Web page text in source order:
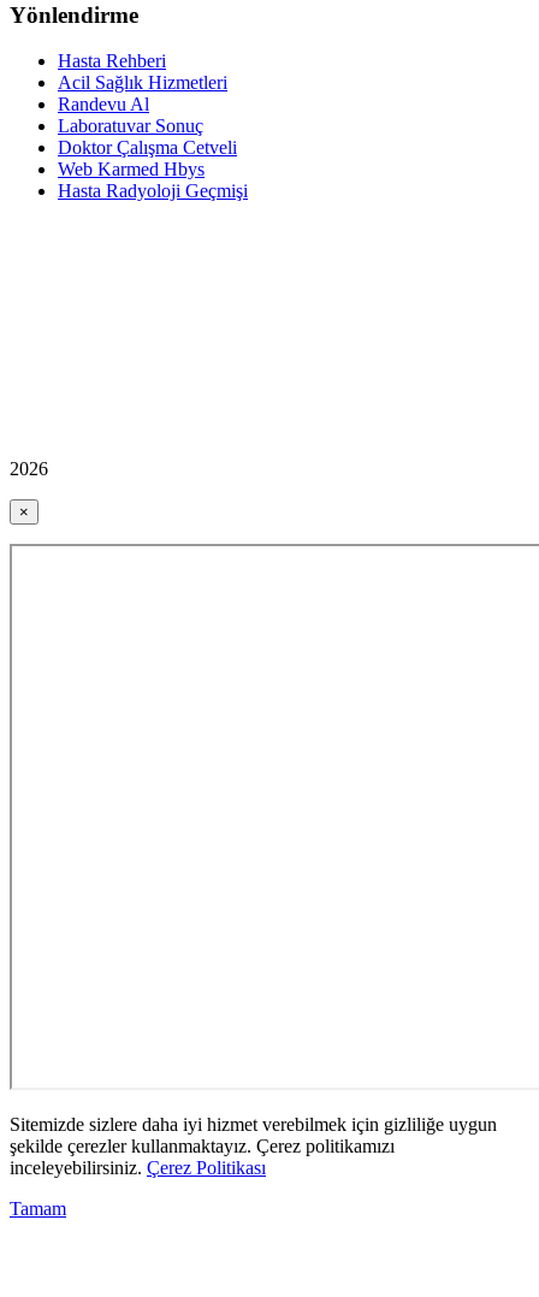
Yönlendirme
Hasta Rehberi
Acil Sağlık Hizmetleri
Randevu Al
Laboratuvar Sonuç
Doktor Çalışma Cetveli
Web Karmed Hbys
Hasta Radyoloji Geçmişi
2026
×
Sitemizde sizlere daha iyi hizmet verebilmek için gizliliğe uygun
şekilde çerezler kullanmaktayız. Çerez politikamızı
inceleyebilirsiniz. Çerez Politikası
Tamam